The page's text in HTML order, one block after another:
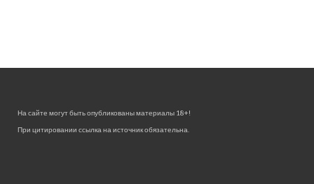
На сайте могут быть опубликованы материалы 18+!
При цитировании ссылка на источник обязательна.